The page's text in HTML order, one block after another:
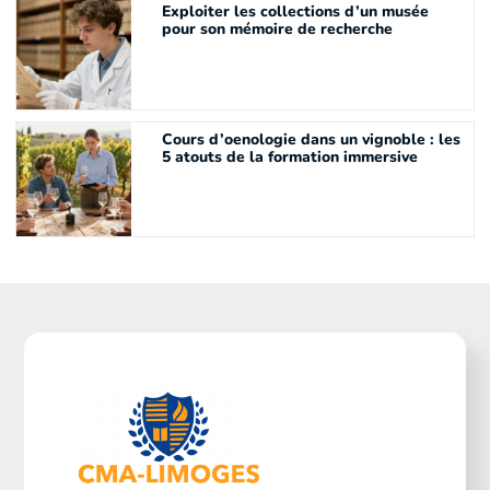
Exploiter les collections d’un musée
pour son mémoire de recherche
Cours d’oenologie dans un vignoble : les
5 atouts de la formation immersive